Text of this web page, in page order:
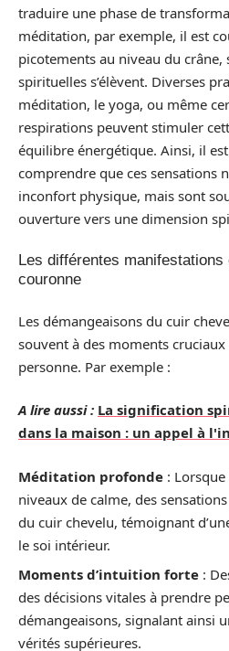
traduire une phase de
méditation, par exemple, il est
picotements au niveau du crâne,
spirituelles s’élèvent. Diverses
méditation, le yoga, ou même
respirations peuvent stimuler
équilibre énergétique. Ainsi, il
comprendre que ces sensations
inconfort physique, mais sont
ouverture vers une dimension
Les différentes
couronne
Les démangeaisons du cuir
souvent à des moments
personne. Par exemple :
A lire aussi : La signification
dans la maison : un appel à
Méditation profonde : Lorsque
niveaux de calme, des
du cuir chevelu, témoignant
le soi intérieur.
Moments d’intuition forte :
des décisions vitales à prendre
démangeaisons, signalant ainsi
vérités supérieures.